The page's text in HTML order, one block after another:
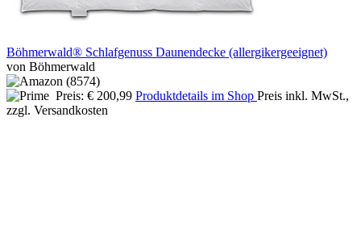
Böhmerwald® Schlafgenuss Daunendecke (allergikergeeignet)
von Böhmerwald
Preis: € 200,99 Produktdetails im Shop Preis inkl. MwSt.,
zzgl. Versandkosten